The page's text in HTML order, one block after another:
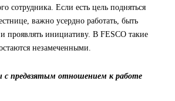
сотрудника. Если есть цель подняться
важно усердно работать, быть
проявлять инициативу. В FESCO такие
незамеченными.
с предвзятым отношением к работе